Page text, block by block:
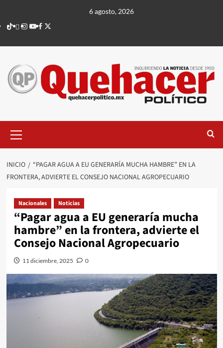
contenido
6 agosto, 2026
TikTok
threads
Instagram
Youtube
Facebook
X
principal
INICIO
“PAGAR AGUA A EU GENERARÍA MUCHA HAMBRE” EN LA
FRONTERA, ADVIERTE EL CONSEJO NACIONAL AGROPECUARIO
Nacionales Noticias
“Pagar agua a EU generaría mucha
hambre” en la frontera, advierte el
Consejo Nacional Agropecuario
11 diciembre, 2025 0